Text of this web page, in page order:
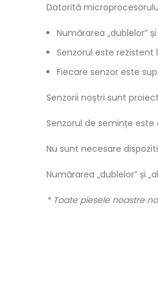
Datorită
Numărarea „dublelor” și
Senzorul este rezistent
Fiecare senzor este
Senzorii noștri sunt
Senzorul de semințe
Nu sunt necesare
Numărarea „dublelor” și
* Toate piesele noastre